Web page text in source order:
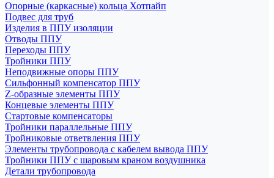
Опорные (каркасные) кольца Хотпайп
Подвес для труб
Изделия в ППУ изоляции
Отводы ППУ
Переходы ППУ
Тройники ППУ
Неподвижные опоры ППУ
Cильфонный компенсатор ППУ
Z-образные элементы ППУ
Концевые элементы ППУ
Стартовые компенсаторы
Тройники параллельные ППУ
Тройниковые ответвления ППУ
Элементы трубопровода с кабелем вывода ППУ
Тройники ППУ с шаровым краном воздушника
Детали трубопровода